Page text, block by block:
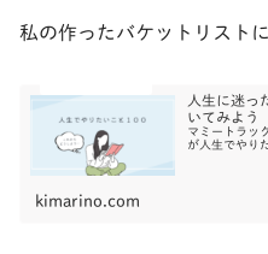
私の作ったバケットリスト
人生に迷っ
いてみよう
マミートラッ
が人生でやり
kimarino.com